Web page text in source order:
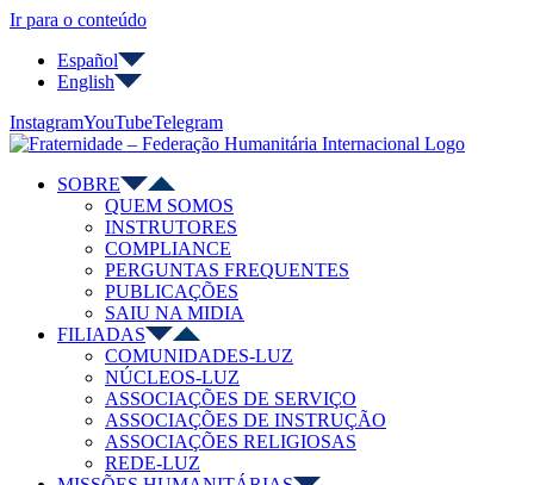
Ir para o conteúdo
Español
English
InstagramYouTubeTelegram
SOBRE
QUEM SOMOS
INSTRUTORES
COMPLIANCE
PERGUNTAS FREQUENTES
PUBLICAÇÕES
SAIU NA MIDIA
FILIADAS
COMUNIDADES-LUZ
NÚCLEOS-LUZ
ASSOCIAÇÕES DE SERVIÇO
ASSOCIAÇÕES DE INSTRUÇÃO
ASSOCIAÇÕES RELIGIOSAS
REDE-LUZ